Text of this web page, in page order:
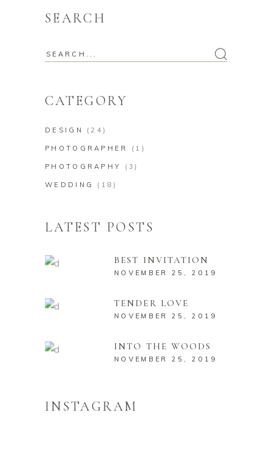
SEARCH
Search
CATEGORY
DESIGN (24)
PHOTOGRAPHER (1)
PHOTOGRAPHY (3)
WEDDING (18)
LATEST POSTS
BEST INVITATION
NOVEMBER 25, 2019
TENDER LOVE
NOVEMBER 25, 2019
INTO THE WOODS
NOVEMBER 25, 2019
INSTAGRAM